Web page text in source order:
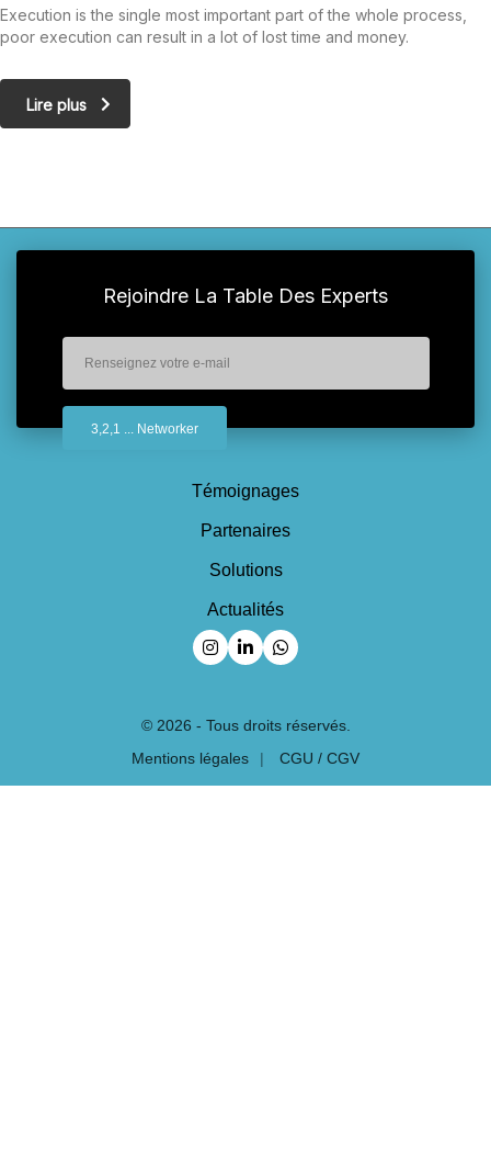
Execution is the single most important part of the whole process,
poor execution can result in a lot of lost time and money.
Lire plus
Rejoindre La Table Des Experts
Témoignages
Partenaires
Solutions
Actualités
Suivez-nous sur Instagram
Suivez-nous sur Linkedin
Suivez-nous sur Whatsapp
© 2026 - Tous droits réservés.
Mentions légales
CGU / CGV